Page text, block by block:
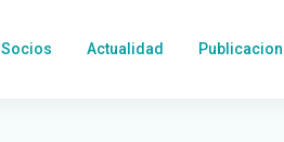
Socios Actualidad